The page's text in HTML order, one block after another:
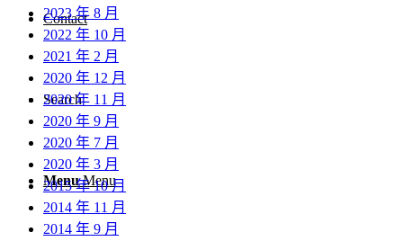
Contact
Search
Menu Menu
2023 年 8 月
2022 年 10 月
2021 年 2 月
2020 年 12 月
2020 年 11 月
2020 年 9 月
2020 年 7 月
2020 年 3 月
2015 年 10 月
2014 年 11 月
2014 年 9 月